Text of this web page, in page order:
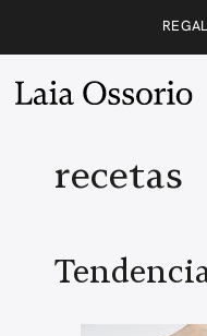
recetas